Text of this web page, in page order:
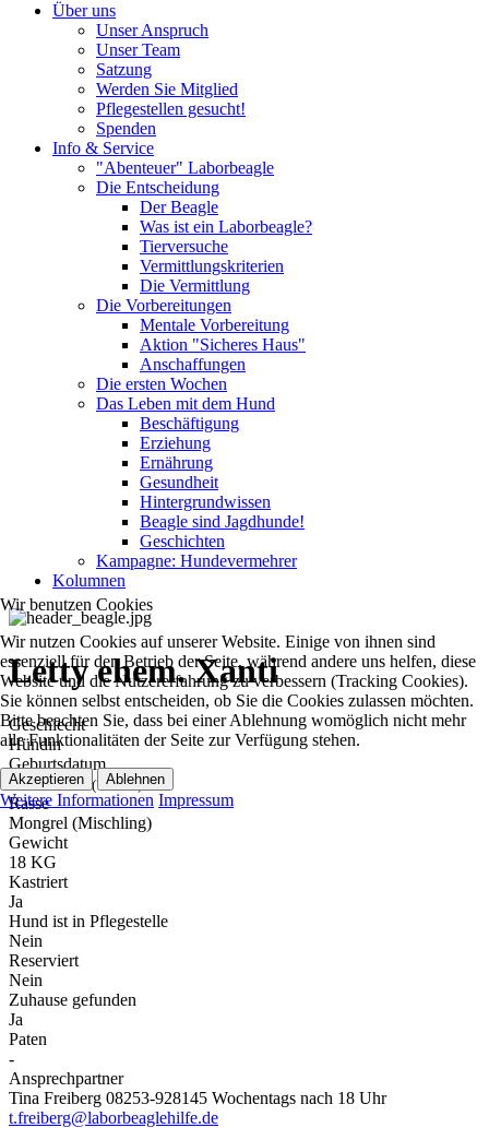
Über uns
Unser Anspruch
Unser Team
Satzung
Werden Sie Mitglied
Pflegestellen gesucht!
Spenden
Info & Service
"Abenteuer" Laborbeagle
Die Entscheidung
Der Beagle
Was ist ein Laborbeagle?
Tierversuche
Vermittlungskriterien
Die Vermittlung
Die Vorbereitungen
Mentale Vorbereitung
Aktion "Sicheres Haus"
Anschaffungen
Die ersten Wochen
Das Leben mit dem Hund
Beschäftigung
Erziehung
Ernährung
Gesundheit
Hintergrundwissen
Beagle sind Jagdhunde!
Geschichten
Kampagne: Hundevermehrer
Kolumnen
Letty ehem. Xanti
Geschlecht
Hündin
Geburtsdatum
29.06.2019 (7 Jahre)
Rasse
Mongrel (Mischling)
Gewicht
18 KG
Kastriert
Ja
Hund ist in Pflegestelle
Nein
Reserviert
Nein
Zuhause gefunden
Ja
Paten
-
Ansprechpartner
Tina Freiberg 08253-928145 Wochentags nach 18 Uhr
t.freiberg@laborbeaglehilfe.de
Wir benutzen Cookies
Wir nutzen Cookies auf unserer Website. Einige von ihnen sind
essenziell für den Betrieb der Seite, während andere uns helfen, diese
Website und die Nutzererfahrung zu verbessern (Tracking Cookies).
Sie können selbst entscheiden, ob Sie die Cookies zulassen möchten.
Bitte beachten Sie, dass bei einer Ablehnung womöglich nicht mehr
alle Funktionalitäten der Seite zur Verfügung stehen.
Akzeptieren Ablehnen
Weitere Informationen Impressum